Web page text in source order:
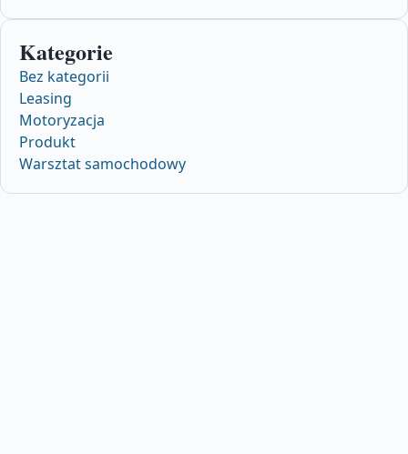
Kategorie
Bez kategorii
Leasing
Motoryzacja
Produkt
Warsztat samochodowy